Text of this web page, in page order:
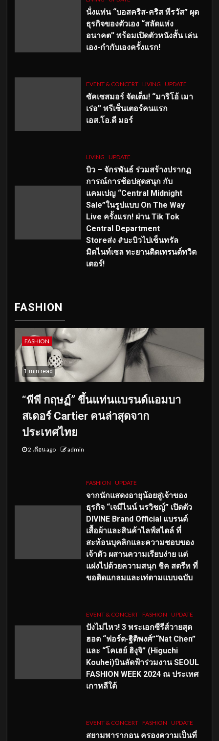
นั่งแท่น “บอสคริส-คริส พีรวัส” ผุด
ธุรกิจของตัวเอง “สลัดแห่ง
อนาคต” พร้อมเปิดตัวหนังสั้น เล่น
เอง-กำกับเองครั้งแรก!
EVENT & CONCERT LIVING UPDATE
ซัคเซสมอร์ จัดเต็ม! “มาริโอ้ เมา
เร่อ” พรีเซ็นเตอร์คนแรก
เอส.โอ.ดี มอร์
LIVING UPDATE
บิว – จักรพันธ์ ร่วมสร้างปรากฏ
การณ์การช้อปสุดสนุก กับ
แคมเปญ “Central Midnight
Sale”ในรูปแบบ On The Way
Live ครั้งแรก! ผ่าน Tik Tok
Central Department
Storeส่ง #บะบิวไปเซ็นทรัล
มิดไนท์เซล ทะยานติดเทรนด์ทวิต
เตอร์!
FASHION
FASHION
1 min read
“พีพี กฤษฏ์” ขึ้นแท่นแบรนด์แอมบา
สเดอร์ Cartier คนล่าสุดจาก
ประเทศไทย
2 เดือน ago admin
FASHION UPDATE
จากนักแสดงอายุน้อยสู่เจ้าของ
ธุรกิจ “เจมีไนน์ นรวิชญ์” เปิดตัว
DIVINE Brand Official แบรนด์
เสื้อผ้าและสินค้าไลฟ์สไตล์ ที่
สะท้อนบุคลิกและความชอบของ
เจ้าตัว ผสานความเรียบง่าย แต่
แฝงไปด้วยความสนุก ชิค สตรีท ที่
ขอติดแกลมและเท่ตามแบบฉบับ
EVENT & CONCERT FASHION UPDATE
ปังไม่ไหว! 3 พระเอกซีรีส์วายสุด
ฮอต “ฟอร์ด-ฐิติพงศ์”“Nat Chen”
และ “โคเฮย์ ฮิงุจิ” (Higuchi
Kouhei)บินลัดฟ้าร่วมงาน SEOUL
FASHION WEEK 2024 ณ ประเทศ
เกาหลีใต้
EVENT & CONCERT FASHION UPDATE
สยามพารากอน ครองความเป็นที่